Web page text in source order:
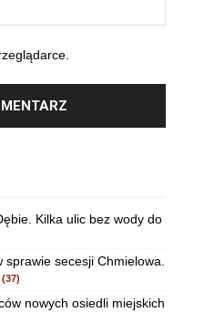
Kilka ulic bez wody do
secesji Chmielowa.
(37)
nowych osiedli miejskich